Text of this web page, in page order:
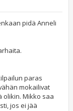
pidä Anneli
paras
mokailivat
olikin. Mikko saa
jos ei jää